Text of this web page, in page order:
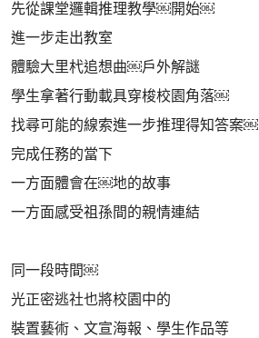
先從課堂邏輯推理教學￼開始￼
進一步走出教室
體驗大里杙追想曲￼戶外解謎
學生拿著行動載具穿梭校園角落￼
找尋可能的線索進一步推理得知答案￼
完成任務的當下
一方面體會在￼地的故事
一方面感受祖孫間的親情連結
同一段時間￼
光正密逃社也將校園中的
裝置藝術、文宣海報、學生作品等